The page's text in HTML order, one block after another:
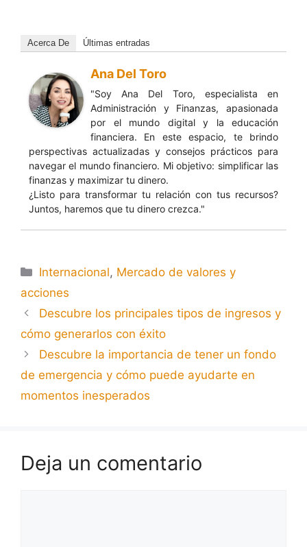
Acerca De Últimas entradas
Ana Del Toro
"Soy Ana Del Toro, especialista en
Administración y Finanzas, apasionada
por el mundo digital y la educación
financiera. En este espacio, te brindo
perspectivas actualizadas y consejos prácticos para
navegar el mundo financiero. Mi objetivo: simplificar las
finanzas y maximizar tu dinero.
¿Listo para transformar tu relación con tus recursos?
Juntos, haremos que tu dinero crezca."
Internacional, Mercado de valores y
acciones
Descubre los principales tipos de ingresos y
cómo generarlos con éxito
Descubre la importancia de tener un fondo
de emergencia y cómo puede ayudarte en
momentos inesperados
Deja un comentario